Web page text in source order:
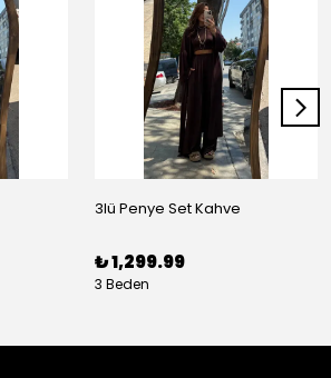
3lü Penye Set Kahve
₺ 1,299.99
3 Beden